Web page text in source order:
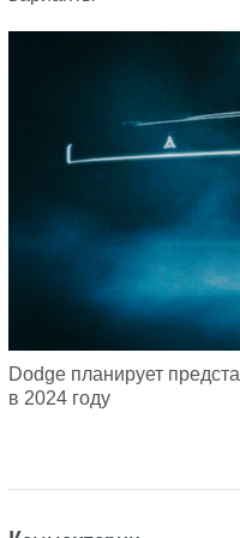
Dodge планирует
в 2024 году